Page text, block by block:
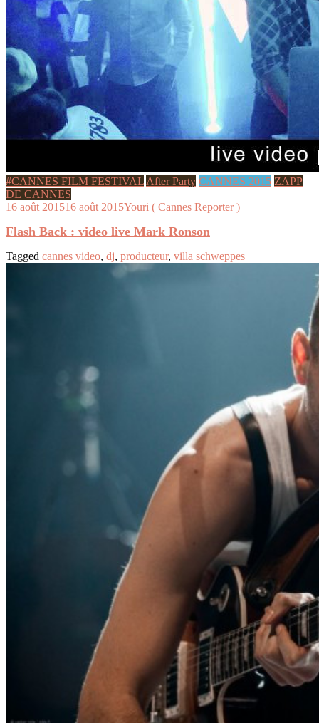
#CANNES FILM FESTIVAL After Party CANNES 2015 ZAPP
DE CANNES
16 août 201516 août 2015Youri ( Cannes Reporter )
Flash Back : video live Mark Ronson
Tagged cannes video, dj, producteur, villa schweppes